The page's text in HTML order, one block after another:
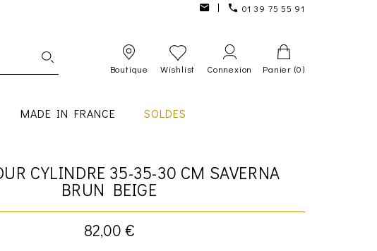
01 39 75 55 91
Boutique Wishlist Connexion Panier (0)
MADE IN FRANCE SOLDES
CYLINDRE 35-35-30 CM SAVERNA
BRUN BEIGE
82,00 €